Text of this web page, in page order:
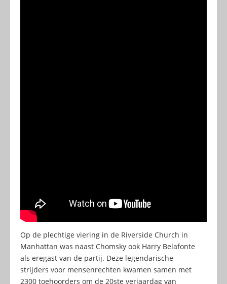
Op de plechtige viering in de Riverside Church in
Manhattan was naast Chomsky ook Harry Belafonte
als eregast van de partij. Deze legendarische
strijders voor mensenrechten kwamen samen met
2300 toehoorders om de 20ste verjaardag van